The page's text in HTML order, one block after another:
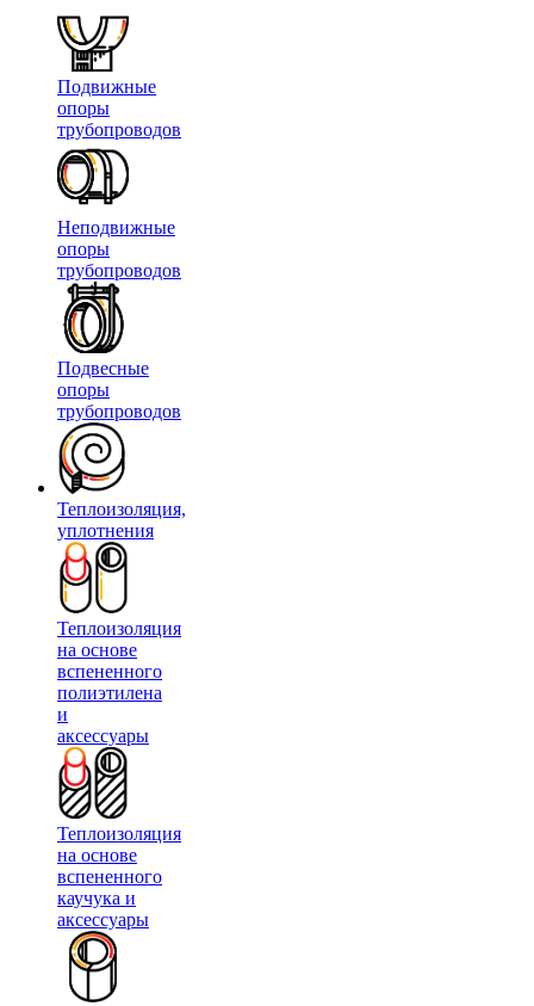
Подвижные
опоры
трубопроводов
Неподвижные
опоры
трубопроводов
Подвесные
опоры
трубопроводов
Теплоизоляция,
уплотнения
Теплоизоляция
на основе
вспененного
полиэтилена
и
аксессуары
Теплоизоляция
на основе
вспененного
каучука и
аксессуары